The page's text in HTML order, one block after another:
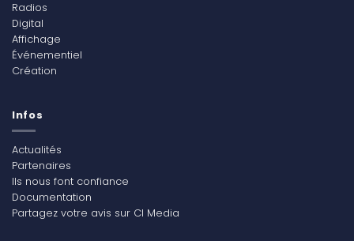
Radios
Digital
Affichage
Événementiel
Création
Infos
Actualités
Partenaires
Ils nous font confiance
Documentation
Partagez votre avis sur CI Media